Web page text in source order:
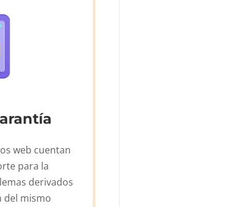
web cuentan
para la
derivados
del mismo